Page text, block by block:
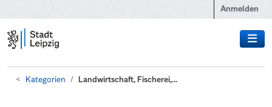
Anmelden
Kategorien Landwirtschaft, Fischerei,...